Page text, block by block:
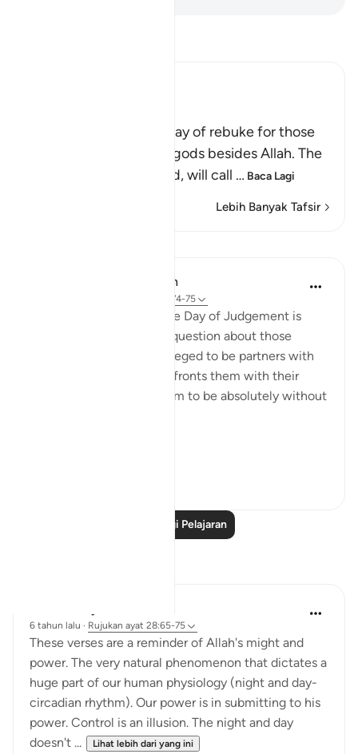
This is another call by way of rebuke for those
who worshipped other gods besides Allah. The
Lord, may He be exalted, will call … Baca Lagi
Lebih Banyak Tafsir
In the Shade of the Quran
ayat 28:74-75
Here, a quick image of the Day of Judgement is
presented in a rhetorical question about those
beings the unbelievers alleged to be partners with
God. The surah, thus, confronts them with their
false claims, showing them to be absolutely without
Baca Lagi Pelajaran
6 tahun lalu · Rujukan ayat 28:65-75
These verses are a reminder of Allah's might and
power. The very natural phenomenon that dictates a
huge part of our human physiology (night and day-
circadian rhythm). Our power is in submitting to his
power. Control is an illusion. The night and day
doesn't ...
Lihat lebih dari yang ini